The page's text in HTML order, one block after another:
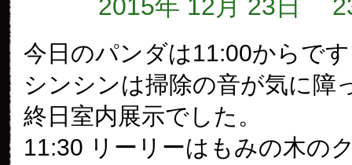
2015年 12月 23日
今日のパンダは11:00からで
シンシンは掃除の音が気に障
終日室内展示でした。
11:30 リーリーはもみの木の